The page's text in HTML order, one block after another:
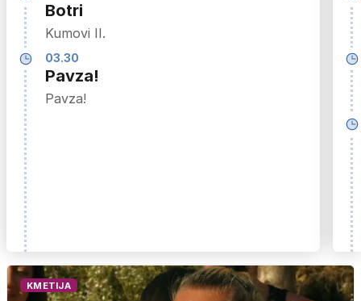
Botri
Kumovi II.
03.30
Pavza!
Pavza!
KMETIJA